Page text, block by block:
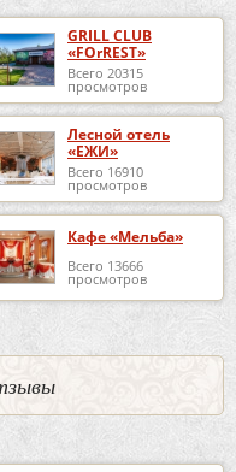
GRILL CLUB
«FOrREST»
Всего 20315
просмотров
Лесной отель
«ЕЖИ»
Всего 16910
просмотров
Кафе «Мельба»
Всего 13666
просмотров